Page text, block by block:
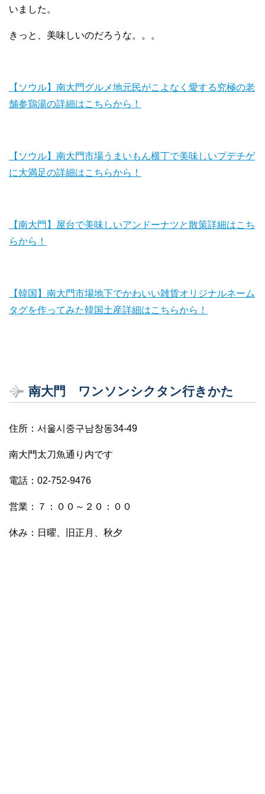
いました。
きっと、美味しいのだろうな。。。
【ソウル】南大門グルメ地元民がこよなく愛する究極の老
舗参鶏湯の詳細はこちらから！
【ソウル】南大門市場うまいもん横丁で美味しいプデチゲ
に大満足の詳細はこちらから！
【南大門】屋台で美味しいアンドーナツと散策詳細はこち
らから！
【韓国】南大門市場地下でかわいい雑貨オリジナルネーム
タグを作ってみた韓国土産詳細はこちらから！
南大門 ワンソンシクタン行きかた
住所：서울시중구남창동34-49
南大門太刀魚通り内です
電話：02-752-9476
営業：７：００～２０：００
休み：日曜、旧正月、秋夕